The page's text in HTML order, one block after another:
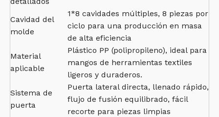
Cavidad del
molde
1*8 cavidades múltiples, 8 piezas por
ciclo para una producción en masa
de alta eficiencia
Material
aplicable
Plástico PP (polipropileno), ideal para
mangos de herramientas textiles
ligeros y duraderos.
Sistema de
puerta
Puerta lateral directa, llenado rápido,
flujo de fusión equilibrado, fácil
recorte para piezas limpias